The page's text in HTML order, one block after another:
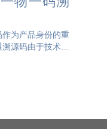
为产品身份的重
源码由于技术相
些不法分子通过
源码，给消费者